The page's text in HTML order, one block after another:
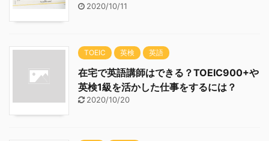
2020/10/11
TOEIC 英検 英語
在宅で英語講師はできる？TOEIC900+や
英検1級を活かした仕事をするには？
2020/10/20